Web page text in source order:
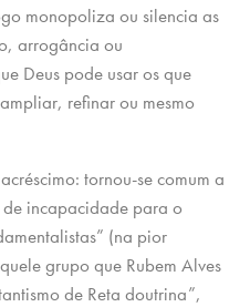
monopoliza ou silencia as
arrogância ou
Deus pode usar os que
refinar ou mesmo
tornou-se comum a
de incapacidade para o
(na pior
grupo que Rubem Alves
de Reta doutrina”,